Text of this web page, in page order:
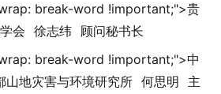
break-word !important;">贵
会
徐志纬 顾问秘书长
break-word !important;">中
山地灾害与环境研究所 何思明
主